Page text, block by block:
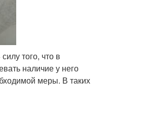
того, что в
наличие у него
меры. В таких